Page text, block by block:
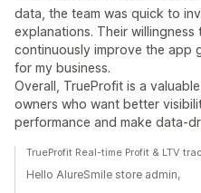
data, the team was quick to
explanations. Their
continuously improve the app
for my business.
Overall, TrueProfit is a
owners who want better
performance and make data-
TrueProfit Real-time Profit & LTV
Hello AlureSmile store admin,